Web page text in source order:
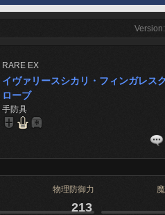
RARE EX
イヴァリースシカリ・フィンガレス
ローブ
手防具
物理防御力
213